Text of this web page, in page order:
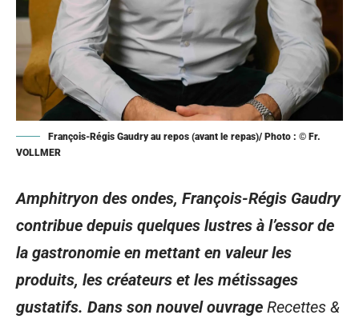
François-Régis Gaudry au repos (avant le repas)/ Photo : © Fr.
VOLLMER
Amphitryon des ondes, François-Régis Gaudry
contribue depuis quelques lustres à l’essor de
la gastronomie en mettant en valeur les
produits, les créateurs et les métissages
gustatifs. Dans son nouvel ouvrage Recettes &